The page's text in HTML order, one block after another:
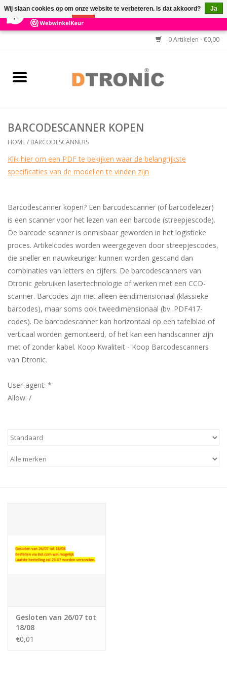
3 Reviews ×
0 Artikelen - €0,00
BARCODESCANNERS
HULP BIJ INSTALLATIE
BARCODESCANNER KOPEN
HOME/ BARCODESCANNERS
Klik hier om een PDF te bekijken waar de belangrijkste
specificaties van de modellen te vinden zijn
Barcodescanner kopen? Een barcodescanner (of barcodelezer)
is een scanner voor het lezen van een barcode (streepjescode).
De barcode scanner is onmisbaar geworden in het logistieke
proces. Artikelcodes worden weergegeven door streepjescodes,
die sneller en nauwkeuriger kunnen worden gescand dan
combinaties van letters en cijfers. De barcodescanners van
Dtronic gebruiken lasertechnologie of werken met een CCD-
scanner. Barcodes zijn niet alleen eendimensionaal (klassieke
barcodes), maar soms ook tweedimensionaal (bv. PDF417-
codes). De barcodescanner kan horizontaal op een tafelblad of
verticaal worden gemonteerd, of het kan een handscanner zijn
met of zonder kabel. Koop Kwaliteit - Koop Barcodescanners
van Dtronic.
User-agent: *
Allow: /
Gesloten van 26/07 tot
18/08
€0,01
Wij slaan cookies op om onze website te verbeteren. Is dat akkoord?
Ja
Nee